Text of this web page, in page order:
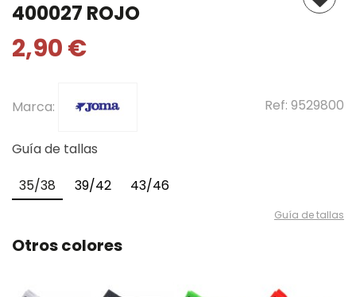
400027 ROJO
2,90 €
Marca: Ref: 9529800
Guía de tallas
35/38
39/42 43/46
Guía de tallas
Otros colores